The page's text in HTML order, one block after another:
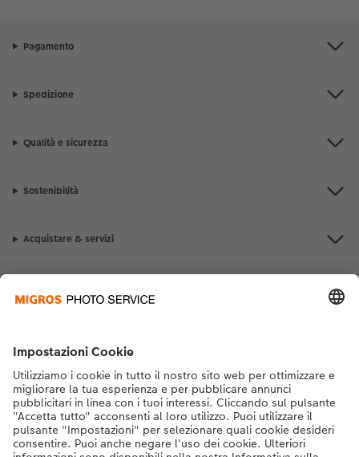
Pagamento
Spedizione
Qualità e sicurezza
Sostenibilità
Acquistare & servizi
La Migros
Se hai domande sui prodotti o sull'ordine, non esitare a contattarci dal
lunedì alla domenica dalle 9:00 alle 20:00 (esclusi i giorni festivi) al